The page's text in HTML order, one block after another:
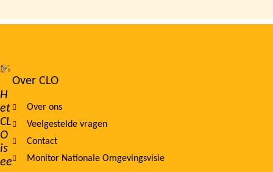
H
et
CL
O
is
ee
Footer
navigation
Over CLO
Over ons
Veelgestelde vragen
Contact
Monitor Nationale Omgevingsvisie